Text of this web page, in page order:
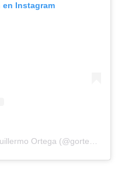
en Instagram